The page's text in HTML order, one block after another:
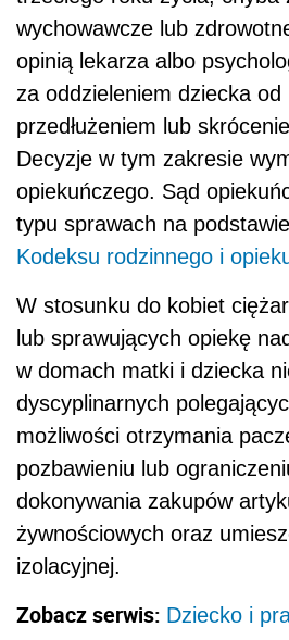
wychowawcze lub
opinią lekarza albo
za oddzieleniem dziecka
przedłużeniem lub
Decyzje w tym zakresie
opiekuńczego. Sąd
typu sprawach na
Kodeksu rodzinnego i
W stosunku do kobiet
lub sprawujących opiekę
w domach matki i dziecka
dyscyplinarnych
możliwości otrzymania
pozbawieniu lub
dokonywania zakupów
żywnościowych oraz
izolacyjnej.
Zobacz serwis: Dziecko i